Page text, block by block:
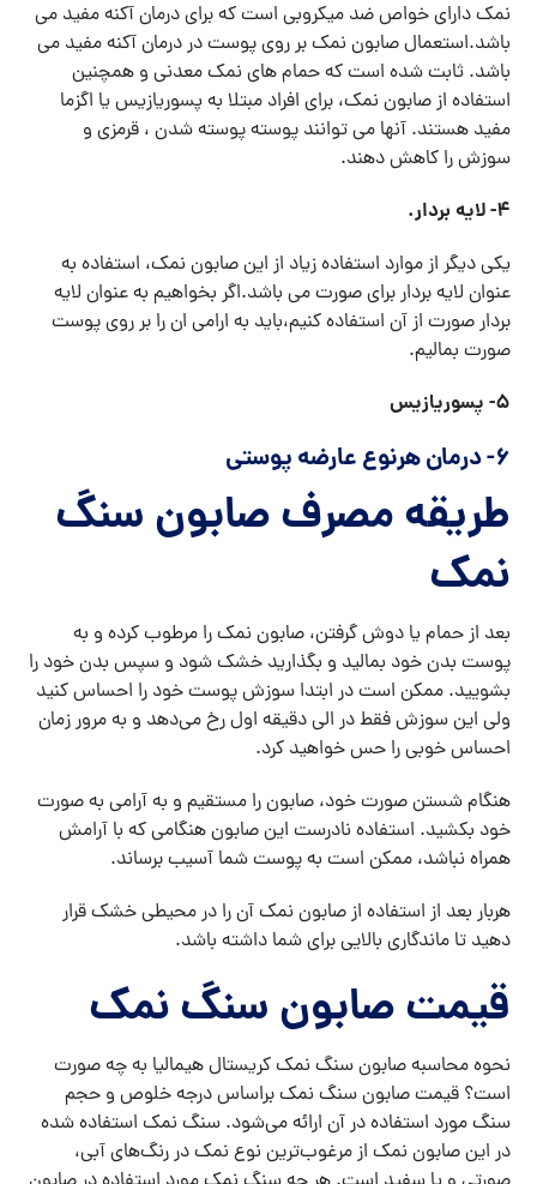
نمک دارای خواص ضد میکروبی است که برای درمان آکنه مفید می
باشد.استعمال صابون نمک بر روی پوست در درمان آکنه مفید می
باشد. ثابت شده است که حمام های نمک معدنی و همچنین
استفاده از صابون نمک، برای افراد مبتلا به پسوریازیس یا اگزما
مفید هستند. آنها می توانند پوسته پوسته شدن ، قرمزی و
سوزش را کاهش دهند.
۴- لایه بردار.
یکی دیگر از موارد استفاده زیاد از این صابون نمک، استفاده به
عنوان لایه بردار برای صورت می باشد.اگر بخواهیم به عنوان لایه
بردار صورت از آن استفاده کنیم،باید به ارامی ان را بر روی پوست
صورت بمالیم.
۵- پسوریازیس
۶- درمان هرنوع عارضه پوستی
طریقه مصرف صابون سنگ
نمک
بعد از حمام یا دوش گرفتن، صابون نمک را مرطوب کرده و به
پوست بدن خود بمالید و بگذارید خشک شود و سپس بدن خود را
بشویید. ممکن است در ابتدا سوزش پوست خود را احساس کنید
ولی این سوزش فقط در الی دقیقه اول رخ می‌دهد و به مرور زمان
احساس خوبی را حس خواهید کرد.
هنگام شستن صورت خود، صابون را مستقیم و به آرامی به صورت
خود بکشید. استفاده نادرست این صابون هنگامی که با آرامش
همراه نباشد، ممکن است به پوست شما آسیب برساند.
هربار بعد از استفاده از صابون نمک آن را در محیطی خشک قرار
دهید تا ماندگاری بالایی برای شما داشته باشد.
قیمت صابون سنگ نمک
نحوه محاسبه صابون سنگ نمک کریستال هیمالیا به چه صورت
است؟ قیمت صابون سنگ نمک براساس درجه خلوص و حجم
سنگ مورد استفاده در آن ارائه می‌شود. سنگ نمک استفاده شده
در این صابون نمک از مرغوب‌ترین نوع نمک در رنگ‌های آبی،